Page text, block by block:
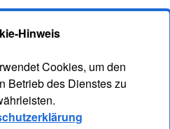
phpfusion9.pl
byPHPFusion
PHP Fusion Inc.
GNU Affero GPL v3
Hinweis
Cookies, um den
Betrieb des Dienstes zu